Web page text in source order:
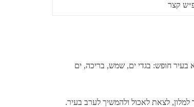
קצר
בעיר חופש: בגדי ים, שמש, בריכה, ים
למלון, לצאת לאכול ולהמשיך לערב בעיר.